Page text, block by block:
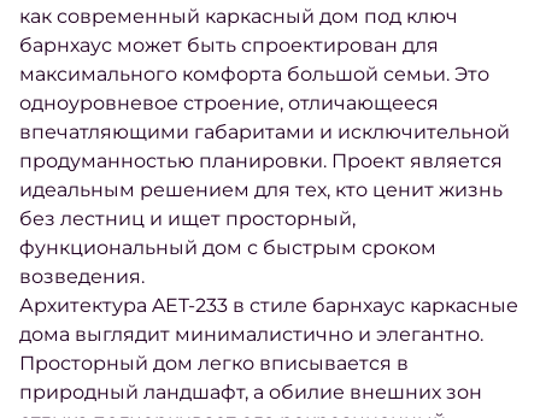
как современный каркасный дом под ключ
барнхаус может быть спроектирован для
максимального комфорта большой семьи. Это
одноуровневое строение, отличающееся
впечатляющими габаритами и исключительной
продуманностью планировки. Проект является
идеальным решением для тех, кто ценит жизнь
без лестниц и ищет просторный,
функциональный дом с быстрым сроком
возведения.
Архитектура AET-233 в стиле барнхаус каркасные
дома выглядит минималистично и элегантно.
Просторный дом легко вписывается в
природный ландшафт, а обилие внешних зон